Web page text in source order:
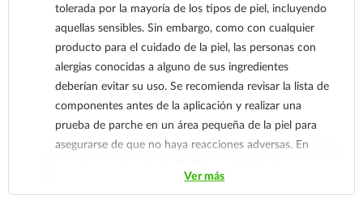
tolerada por la mayoría de los tipos de piel, incluyendo
aquellas sensibles. Sin embargo, como con cualquier
producto para el cuidado de la piel, las personas con
alergias conocidas a alguno de sus ingredientes
deberían evitar su uso. Se recomienda revisar la lista de
componentes antes de la aplicación y realizar una
prueba de parche en un área pequeña de la piel para
asegurarse de que no haya reacciones adversas. En
caso de experimentar irritación o molestias tras su uso,
es aconsejable suspender la aplicación y consultar a un
Ver más